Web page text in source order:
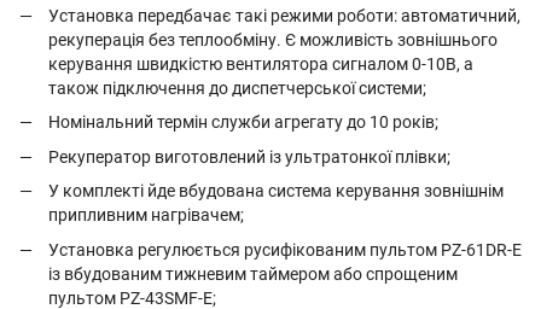
Установка передбачає такі режими роботи: автоматичний,
рекуперація без теплообміну. Є можливість зовнішнього
керування швидкістю вентилятора сигналом 0-10В, а
також підключення до диспетчерської системи;
Номінальний термін служби агрегату до 10 років;
Рекуператор виготовлений із ультратонкої плівки;
У комплекті йде вбудована система керування зовнішнім
припливним нагрівачем;
Установка регулюється русифікованим пультом PZ-61DR-E
із вбудованим тижневим таймером або спрощеним
пультом PZ-43SMF-E;